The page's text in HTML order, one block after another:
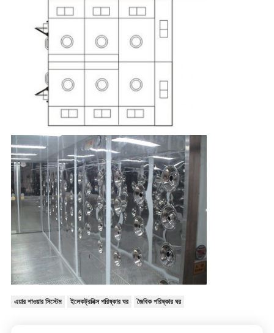
এয়ার শাওয়ার সিস্টেম ইলেকট্রনিক্স পরিষ্কার ঘর জৈবিক পরিষ্কার ঘর